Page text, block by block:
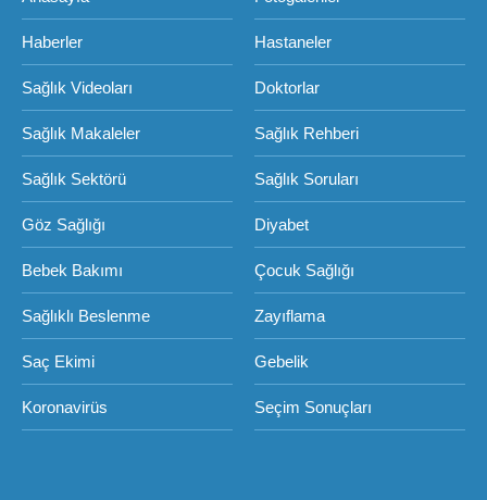
Haberler Hastaneler
Sağlık Videoları Doktorlar
Sağlık Makaleler Sağlık Rehberi
Sağlık Sektörü Sağlık Soruları
Göz Sağlığı Diyabet
Bebek Bakımı Çocuk Sağlığı
Sağlıklı Beslenme Zayıflama
Saç Ekimi Gebelik
Koronavirüs Seçim Sonuçları